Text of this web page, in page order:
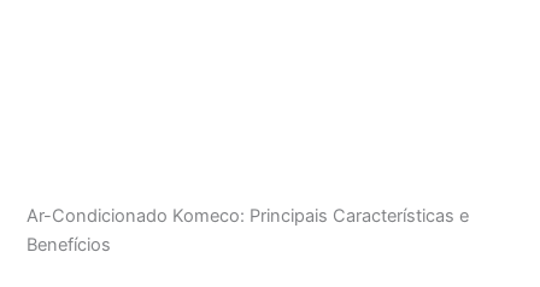
Ar-Condicionado Komeco: Principais Características e
Benefícios